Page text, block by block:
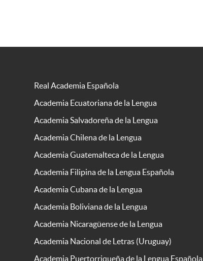
Real Academia Española
Academia Ecuatoriana de la Lengua
Academia Salvadoreña de la Lengua
Academia Chilena de la Lengua
Academia Guatemalteca de la Lengua
Academia Filipina de la Lengua Española
Academia Cubana de la Lengua
Academia Boliviana de la Lengua
Academia Nicaragüense de la Lengua
Academia Nacional de Letras (Uruguay)
Academia Puertorriqueña de la Lengua Española